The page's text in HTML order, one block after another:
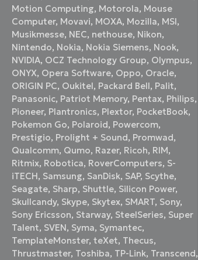
Motion Computing, Motorola, Mouse
Computer, Movavi, MOXA, Mozilla, MSI,
Musikmesse, NEC, nethouse, Nikon,
Nintendo, Nokia, Nokia Siemens, Nook,
NVIDIA, OCZ Technology Group, Olympus,
ONYX, Opera Software, Oppo, Oracle,
ORIGIN PC, Oukitel, Packard Bell, Palit,
Panasonic, Patriot Memory, Pentax, Philips,
Pioneer, Plantronics, Plextor, PocketBook,
Pokemon Go, Polaroid, Powercom,
Prestigio, Prolight + Sound, Promwad,
Qualcomm, Qumo, Razer, Ricoh, RIM,
Ritmix, Robotica, RoverComputers, S-
iTECH, Samsung, SanDisk, SAP, Scythe,
Seagate, Sharp, Shuttle, Silicon Power,
Skullcandy, Skype, Skytex, SMART, Sony,
Sony Ericsson, Starway, SteelSeries, Super
Talent, SVEN, Syma, Symantec,
TemplateMonster,teXet, Thecus,
Thrustmaster, Toshiba, TP-Link, Transcend,